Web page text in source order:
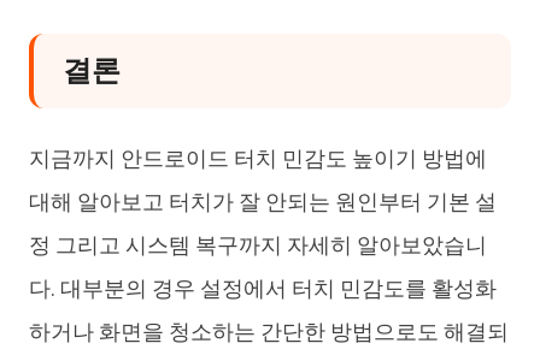
결론
지금까지 안드로이드 터치 민감도 높이기 방법에
대해 알아보고 터치가 잘 안되는 원인부터 기본 설
정 그리고 시스템 복구까지 자세히 알아보았습니
다. 대부분의 경우 설정에서 터치 민감도를 활성화
하거나 화면을 청소하는 간단한 방법으로도 해결되